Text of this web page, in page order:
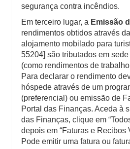
segurança contra incêndios.
Em terceiro lugar, a Emissão
rendimentos obtidos através
alojamento mobilado para
55204] são tributados em
(como rendimentos de
Para declarar o rendimento
hóspede através de um
(preferencial) ou emissão de
Portal das Finanças. Aceda à
das Finanças, clique em
depois em “Faturas e Recibos
Pode emitir uma fatura ou